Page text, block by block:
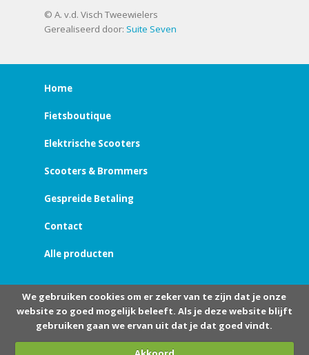
© A. v.d. Visch Tweewielers
Gerealiseerd door: Suite Seven
Home
Fietsboutique
Elektrische Scooters
Scooters & Brommers
Gespreide Betaling
Contact
Alle producten
We gebruiken cookies om er zeker van te zijn dat je onze
website zo goed mogelijk beleeft. Als je deze website blijft
gebruiken gaan we ervan uit dat je dat goed vindt.